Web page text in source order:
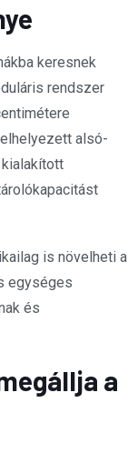
keresnek
rendszer
alsó-
is növelheti a
egységes
és
a